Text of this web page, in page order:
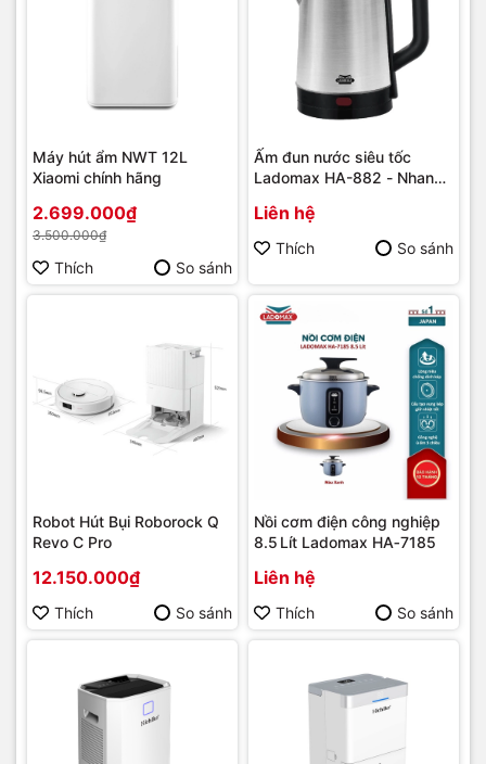
Máy hút ẩm NWT 12L
Xiaomi chính hãng
2.699.000₫
3.500.000₫
Thích So sánh
Ấm đun nước siêu tốc
Ladomax HA-882 - Nhanh
Liên hệ
Thích So sánh
Robot Hút Bụi Roborock Q
Revo C Pro
12.150.000₫
Thích So sánh
Nồi cơm điện công nghiệp
8.5 Lít Ladomax HA‑7185
Liên hệ
Thích So sánh